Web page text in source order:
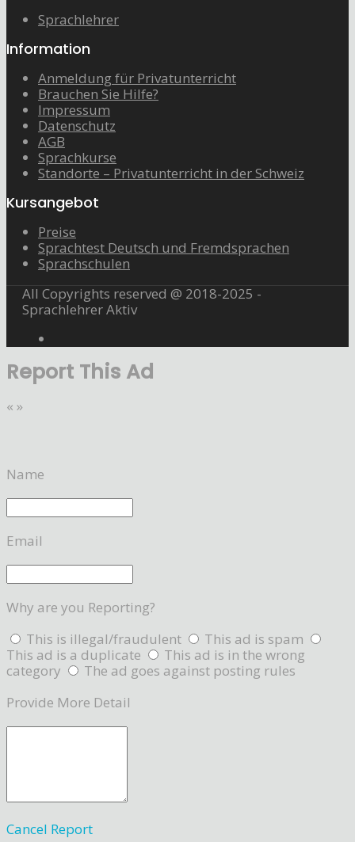
Sprachlehrer
Information
Anmeldung für Privatunterricht
Brauchen Sie Hilfe?
Impressum
Datenschutz
AGB
Sprachkurse
Standorte – Privatunterricht in der Schweiz
Kursangebot
Preise
Sprachtest Deutsch und Fremdsprachen
Sprachschulen
All Copyrights reserved @ 2018-2025 -
Sprachlehrer Aktiv
Report This Ad
« »
Name
Email
Why are you Reporting?
This is illegal/fraudulent
This ad is spam
This ad is a duplicate
This ad is in the wrong
category
The ad goes against posting rules
Provide More Detail
Cancel Report